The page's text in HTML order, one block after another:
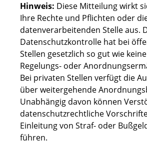
Hinweis: Diese Mitteilung wirkt
Ihre Rechte und Pflichten oder
datenverarbeitenden Stelle aus.
Datenschutzkontrolle hat bei
Stellen gesetzlich so gut wie
Regelungs- oder
Bei privaten Stellen verfügt die
über weitergehende
Unabhängig davon können
datenschutzrechtliche
Einleitung von Straf- oder
führen.